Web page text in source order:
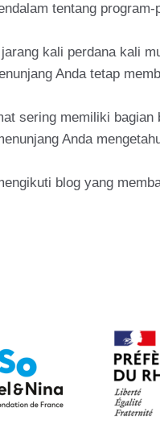
tentang
kali perdana kali
Anda tetap
sering memiliki bagian
Anda
blog yang